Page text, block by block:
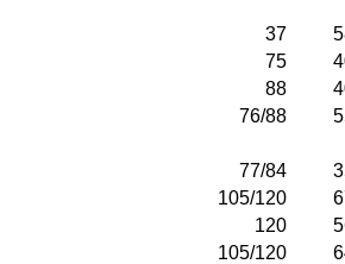
37
75
88
76/88
77/84
105/120
120
105/120